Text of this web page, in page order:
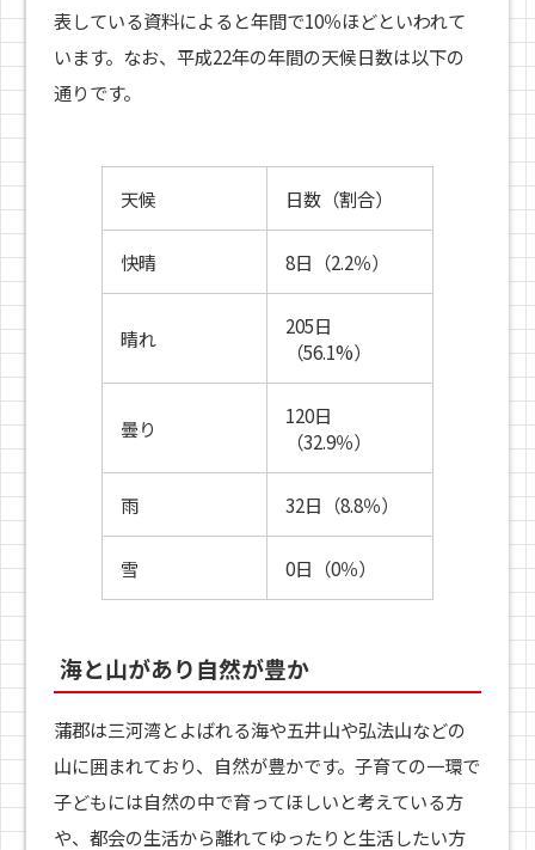
表している資料によると年間で10％ほどといわれて
います。なお、平成22年の年間の天候日数は以下の
通りです。
天候 日数（割合）
快晴 8日（2.2％）
晴れ
205日
（56.1%）
曇り
120日
（32.9％）
雨 32日（8.8％）
雪 0日（0％）
海と山があり自然が豊か
蒲郡は三河湾とよばれる海や五井山や弘法山などの
山に囲まれており、自然が豊かです。子育ての一環で
子どもには自然の中で育ってほしいと考えている方
や、都会の生活から離れてゆったりと生活したい方